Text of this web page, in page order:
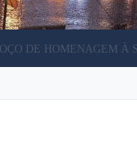
DE HOMENAGEM À